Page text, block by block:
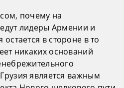
почему на
лидеры Армении и
в стороне в то
никаких оснований
является важным